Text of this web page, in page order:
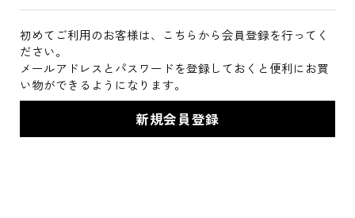
初めてご利用のお客様は、こちらから会員登録を行ってく
ださい。
メールアドレスとパスワードを登録しておくと便利にお買
い物ができるようになります。